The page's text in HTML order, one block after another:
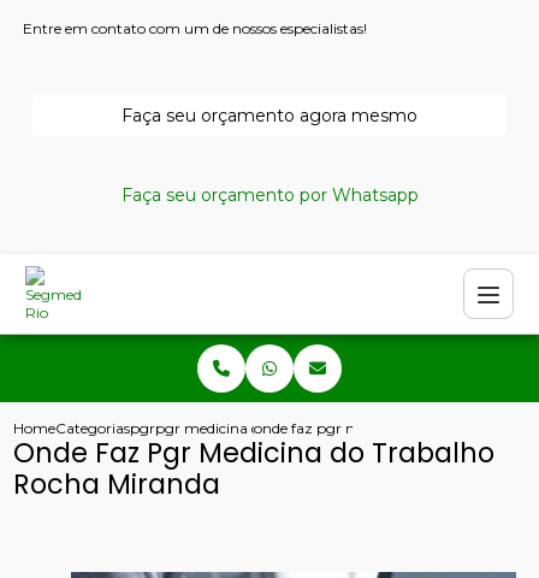
Entre em contato com um de nossos especialistas!
Faça seu orçamento agora mesmo
Faça seu orçamento por Whatsapp
HomeCategoriaspgrpgr medicina do trabalhoonde faz pgr medicina do trabalho
Onde Faz Pgr Medicina do Trabalho
Rocha Miranda